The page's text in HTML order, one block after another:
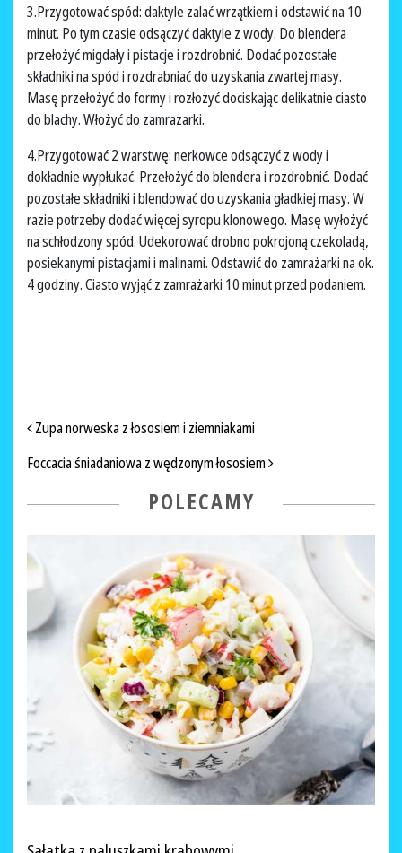
3.Przygotować spód: daktyle zalać wrzątkiem i odstawić na 10
minut. Po tym czasie odsączyć daktyle z wody. Do blendera
przełożyć migdały i pistacje i rozdrobnić. Dodać pozostałe
składniki na spód i rozdrabniać do uzyskania zwartej masy.
Masę przełożyć do formy i rozłożyć dociskając delikatnie ciasto
do blachy. Włożyć do zamrażarki.
4.Przygotować 2 warstwę: nerkowce odsączyć z wody i
dokładnie wypłukać. Przełożyć do blendera i rozdrobnić. Dodać
pozostałe składniki i blendować do uzyskania gładkiej masy. W
razie potrzeby dodać więcej syropu klonowego. Masę wyłożyć
na schłodzony spód. Udekorować drobno pokrojoną czekoladą,
posiekanymi pistacjami i malinami. Odstawić do zamrażarki na ok.
4 godziny. Ciasto wyjąć z zamrażarki 10 minut przed podaniem.
NAWIGACJA PO ARTYKUŁACH
Zupa norweska z łososiem i ziemniakami
Foccacia śniadaniowa z wędzonym łososiem
POLECAMY